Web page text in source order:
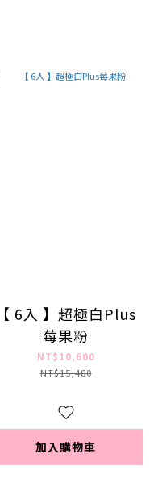
【 6入 】超極白Plus
莓果粉
NT$10,600
NT$15,480
加入購物車